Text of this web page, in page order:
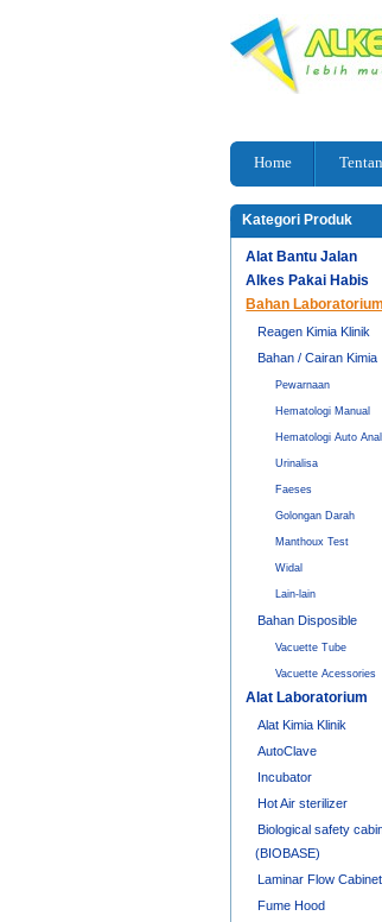
Home
Kategori Produk
Alat Bantu Jalan
Alkes Pakai Habis
Bahan Laboratorium
Reagen Kimia Klinik
Bahan / Cairan Kimia
Pewarnaan
Hematologi Manual
Hematologi Auto
Urinalisa
Faeses
Golongan Darah
Manthoux Test
Widal
Lain-lain
Bahan Disposible
Vacuette Tube
Vacuette Acessories
Alat Laboratorium
Alat Kimia Klinik
AutoClave
Incubator
Hot Air sterilizer
Biological safety
(BIOBASE)
Laminar Flow
Fume Hood